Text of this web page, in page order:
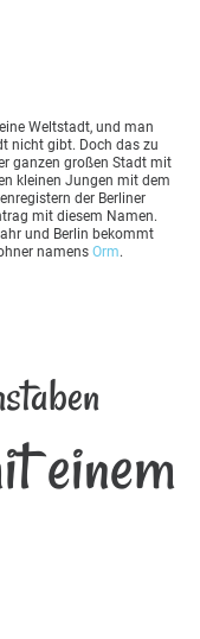
Weltstadt, und man
nicht gibt. Doch das zu
ganzen großen Stadt mit
kleinen Jungen mit dem
der Berliner
mit diesem Namen.
und Berlin bekommt
namens Orm.
einem